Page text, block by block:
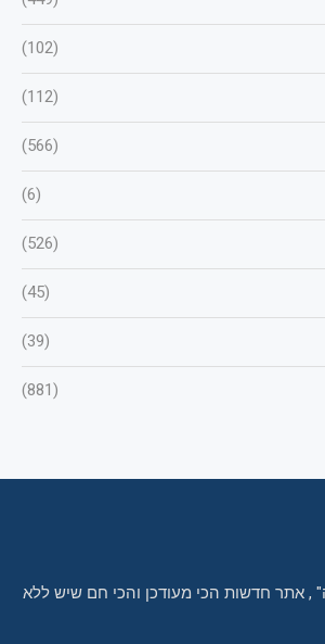
(102)
(112)
(566)
(6)
(526)
(45)
(39)
(881)
אתר חדשות הכי מעודכן והכי חם שיש ללא